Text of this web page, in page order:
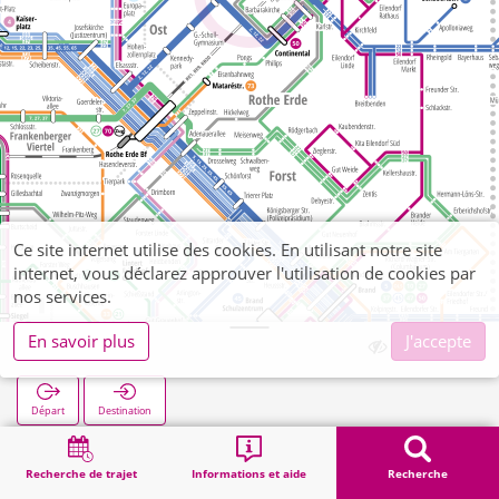
Recherche de trajet Informations et aide Recherche
Rottstraße
Départ Destination
Démarrage Recherche
Ce site internet utilise des cookies. En utilisant notre site
internet, vous déclarez approuver l'utilisation de cookies par
nos services.
En savoir plus
J'accepte